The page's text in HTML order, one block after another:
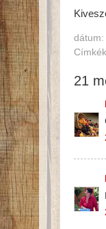
dátum:
21